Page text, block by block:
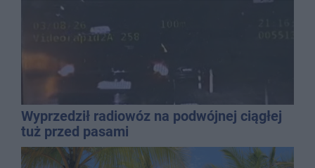
Wyprzedził radiowóz na podwójnej ciągłej
tuż przed pasami